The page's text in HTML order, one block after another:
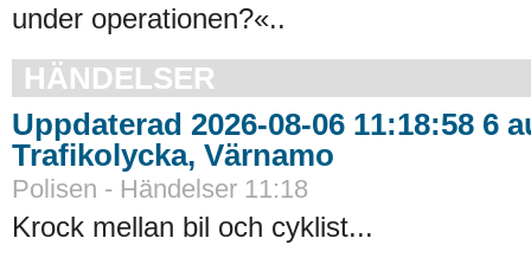
under operationen?«..
HÄNDELSER
Uppdaterad 2026-08-06 11:18:58 6
Trafikolycka, Värnamo
Polisen - Händelser 11:18
Krock mellan bil och cyklist...